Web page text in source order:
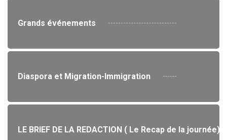
Grands événements
Diaspora et Migration-Immigration
LE BRIEF DE LA REDACTION ( Le Recap de la journée)